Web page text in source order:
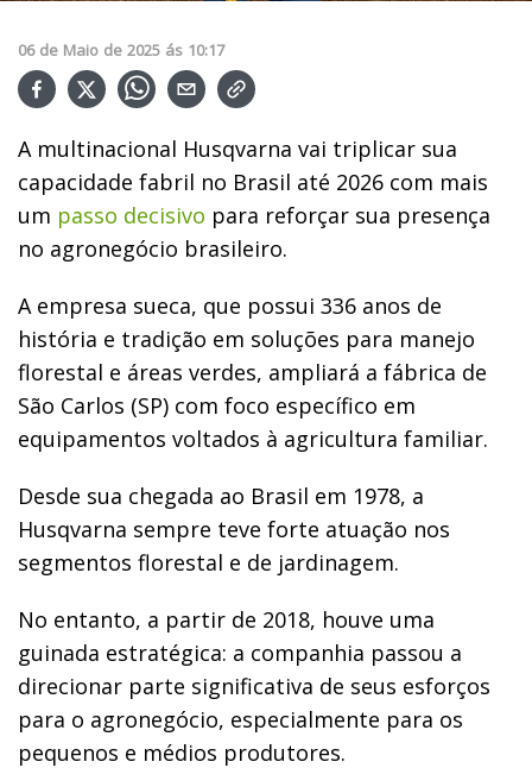
06 de Maio de 2025 ás 10:17
A multinacional Husqvarna vai triplicar sua
capacidade fabril no Brasil até 2026 com mais
um passo decisivo para reforçar sua presença
no agronegócio brasileiro.
A empresa sueca, que possui 336 anos de
história e tradição em soluções para manejo
florestal e áreas verdes, ampliará a fábrica de
São Carlos (SP) com foco específico em
equipamentos voltados à agricultura familiar.
Desde sua chegada ao Brasil em 1978, a
Husqvarna sempre teve forte atuação nos
segmentos florestal e de jardinagem.
No entanto, a partir de 2018, houve uma
guinada estratégica: a companhia passou a
direcionar parte significativa de seus esforços
para o agronegócio, especialmente para os
pequenos e médios produtores.